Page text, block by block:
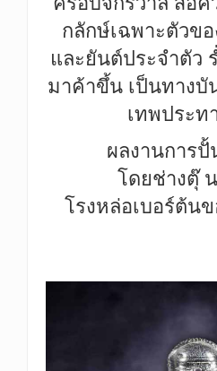
กลักษ์เฉพาะตัวข
และยันต์ประจำตัว
มาค้าขึ้น เป็นทาง
เทพประท
ผลงานการ
โดยช่างตุ๊
โรงหล่อเบอร์ต้น